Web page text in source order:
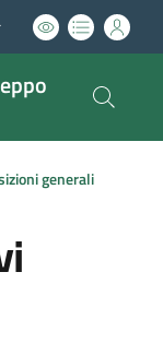
attiva:
generali